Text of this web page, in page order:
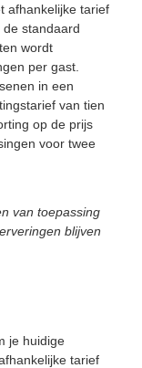
afhankelijke tarief
standaard
wordt
per gast.
in een
van tien
op de prijs
voor twee
van toepassing
blijven
je huidige
tarief